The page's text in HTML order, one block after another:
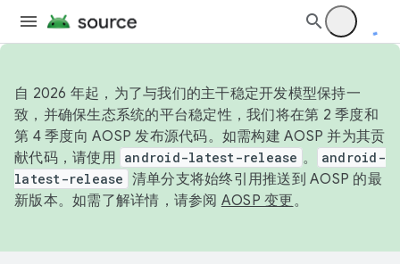
自 2026 年起，为了与我们的主干稳定开发模型保持一
致，并确保生态系统的平台稳定性，我们将在第 2 季度和
第 4 季度向 AOSP 发布源代码。如需构建 AOSP 并为其贡
献代码，请使用 android-latest-release 。
android-
latest-release 清单分支将始终引用推送到 AOSP 的最
新版本。如需了解详情，请参阅 AOSP 变更。